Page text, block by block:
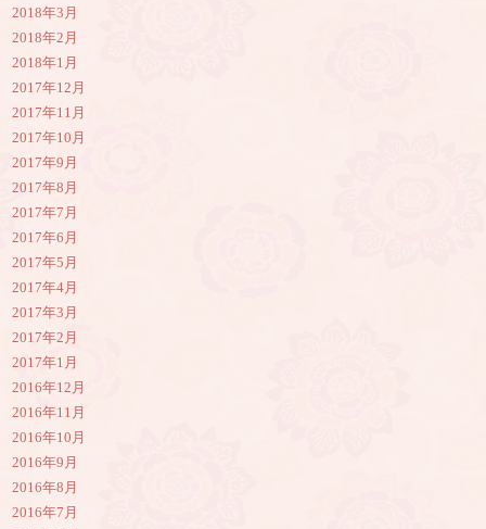
2018年3月
2018年2月
2018年1月
2017年12月
2017年11月
2017年10月
2017年9月
2017年8月
2017年7月
2017年6月
2017年5月
2017年4月
2017年3月
2017年2月
2017年1月
2016年12月
2016年11月
2016年10月
2016年9月
2016年8月
2016年7月